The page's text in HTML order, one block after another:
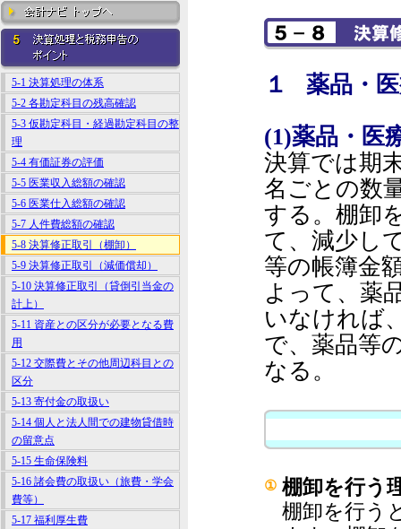
5-1 決算処理の体系
5-2 各勘定科目の残高確認
5-3 仮勘定科目・経過勘定科目の整
理
5-4 有価証券の評価
5-5 医業収入総額の確認
5-6 医業仕入総額の確認
5-7 人件費総額の確認
5-8 決算修正取引（棚卸）
5-9 決算修正取引（減価償却）
5-10 決算修正取引（貸倒引当金の
計上）
5-11 資産との区分が必要となる費
用
5-12 交際費とその他周辺科目との
区分
5-13 寄付金の取扱い
5-14 個人と法人間での建物貸借時
の留意点
5-15 生命保険料
5-16 諸会費の取扱い（旅費・学会
費等）
5-17 福利厚生費
１ 薬品・
(1)薬品・医
決算では期
名ごとの数
する。棚卸
て、減少し
等の帳簿金
よって、薬
いなければ
で、薬品等
なる。
① 棚卸を行う
棚卸を行う